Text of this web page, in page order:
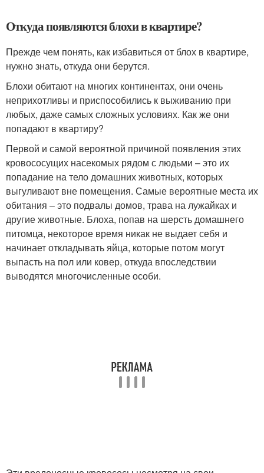
Откуда появляются блохи в квартире?
Прежде чем понять, как избавиться от блох в квартире,
нужно знать, откуда они берутся.
Блохи обитают на многих континентах, они очень
неприхотливы и приспособились к выживанию при
любых, даже самых сложных условиях. Как же они
попадают в квартиру?
Первой и самой вероятной причиной появления этих
кровососущих насекомых рядом с людьми – это их
попадание на тело домашних животных, которых
выгуливают вне помещения. Самые вероятные места их
обитания – это подвалы домов, трава на лужайках и
другие животные. Блоха, попав на шерсть домашнего
питомца, некоторое время никак не выдает себя и
начинает откладывать яйца, которые потом могут
выпасть на пол или ковер, откуда впоследствии
выводятся многочисленные особи.